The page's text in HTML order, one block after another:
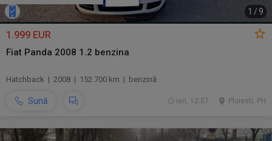
1 / 9
1.999 EUR
Fiat Panda 2008 1.2 benzina
Hatchback | 2008 | 152.700 km | benzină
Sună Ploiesti, PH
ieri, 12:07